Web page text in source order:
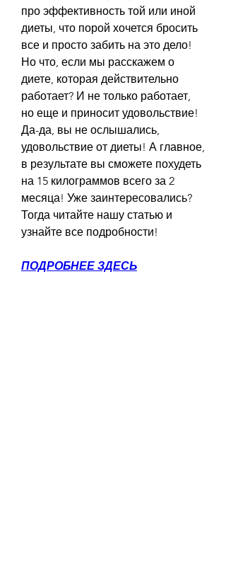
про эффективность той или иной
диеты, что порой хочется бросить
все и просто забить на это дело!
Но что, если мы расскажем о
диете, которая действительно
работает? И не только работает,
но еще и приносит удовольствие!
Да-да, вы не ослышались,
удовольствие от диеты! А главное,
в результате вы сможете похудеть
на 15 килограммов всего за 2
месяца! Уже заинтересовались?
Тогда читайте нашу статью и
узнайте все подробности!
ПОДРОБНЕЕ ЗДЕСЬ